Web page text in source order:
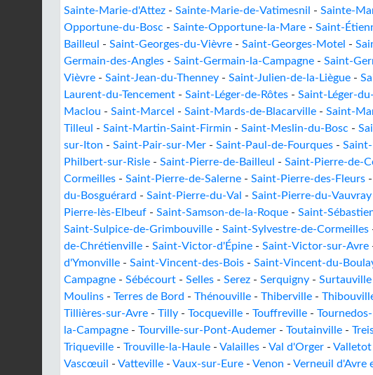
Sainte-Marie-d'Attez - Sainte-Marie-de-Vatimesnil - Sainte-
Opportune-du-Bosc - Sainte-Opportune-la-Mare - Saint-
Bailleul
- Saint-Georges-du-Vièvre - Saint-Georges-Motel -
Germain-des-Angles - Saint-Germain-la-Campagne - Saint-
Vièvre - Saint-Jean-du-Thenney - Saint-Julien-de-la-Liègue -
Laurent-du-Tencement - Saint-Léger-de-Rôtes - Saint-Léger-
Maclou - Saint-Marcel - Saint-Mards-de-Blacarville - Saint-
Tilleul
- Saint-Martin-Saint-Firmin - Saint-Meslin-du-Bosc -
sur-Iton - Saint-Pair-sur-Mer - Saint-Paul-de-Fourques -
Philbert-sur-Risle - Saint-Pierre-de-Bailleul - Saint-Pierre-de-
Cormeilles - Saint-Pierre-de-Salerne - Saint-Pierre-des-Fleurs -
du-Bosguérard - Saint-Pierre-du-Val - Saint-Pierre-du-Vauvray
Pierre-lès-Elbeuf - Saint-Samson-de-la-Roque - Saint-
Saint-Sulpice-de-Grimbouville - Saint-Sylvestre-de-Cormeilles
de-Chrétienville - Saint-Victor-d'Épine - Saint-Victor-sur-Avre
d'Ymonville - Saint-Vincent-des-Bois - Saint-Vincent-du-
Campagne - Sébécourt - Selles - Serez - Serquigny - Surtauville
Moulins - Terres de Bord - Thénouville - Thiberville -
Tillières-sur-Avre - Tilly - Tocqueville - Touffreville -
la-Campagne - Tourville-sur-Pont-Audemer - Toutainville -
Triqueville - Trouville-la-Haule - Valailles - Val d'Orger - Valletot
Vascœuil
- Vatteville - Vaux-sur-Eure - Venon - Verneuil d'Avre